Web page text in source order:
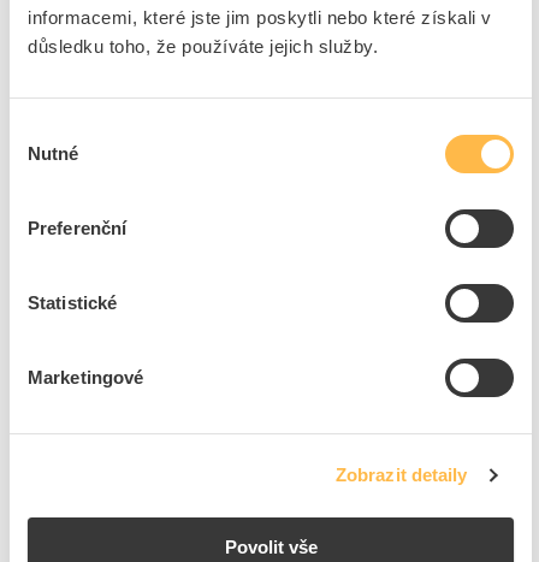
informacemi, které jste jim poskytli nebo které získali v
důsledku toho, že používáte jejich služby.
souhlasu
Nutné
Preferenční
Statistické
Marketingové
Zobrazit detaily
Povolit vše
Přidat k porovnání
6000K 1,5Ah/3h nouzové zapuštěné IP20
1 248,04 Kč/ks
ks do košíku